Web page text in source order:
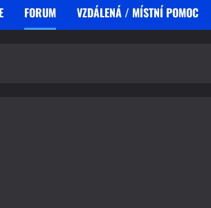
FORUM VZDÁLENÁ / MÍSTNÍ POMOC